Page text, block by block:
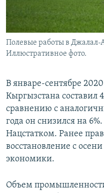
Полевые работы в Джалал-
Иллюстративное фото.
В январе-сентябре
Кыргызстана составил
сравнению с
года он снизился на
Нацстатком. Ранее
восстановление с
экономики.
Объем промышленности